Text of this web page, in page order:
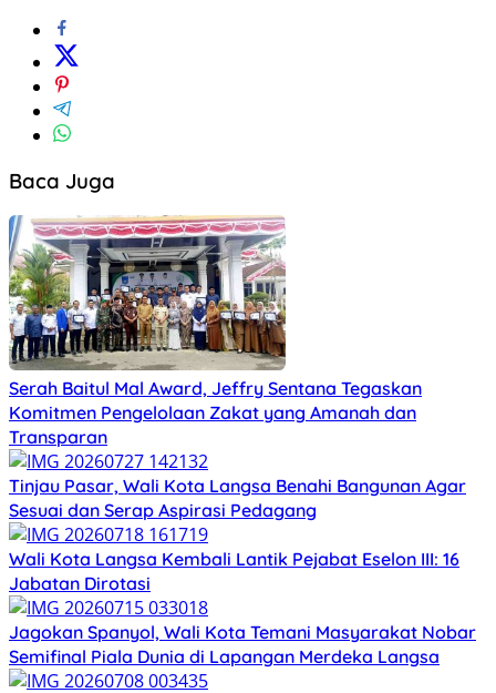
Baca Juga
Serah Baitul Mal Award, Jeffry Sentana Tegaskan
Komitmen Pengelolaan Zakat yang Amanah dan
Transparan
Tinjau Pasar, Wali Kota Langsa Benahi Bangunan Agar
Sesuai dan Serap Aspirasi Pedagang
Wali Kota Langsa Kembali Lantik Pejabat Eselon III: 16
Jabatan Dirotasi
Jagokan Spanyol, Wali Kota Temani Masyarakat Nobar
Semifinal Piala Dunia di Lapangan Merdeka Langsa